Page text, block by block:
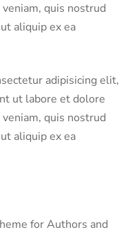
quis nostrud
aliquip ex ea
adipisicing elit,
ut labore et dolore
quis nostrud
aliquip ex ea